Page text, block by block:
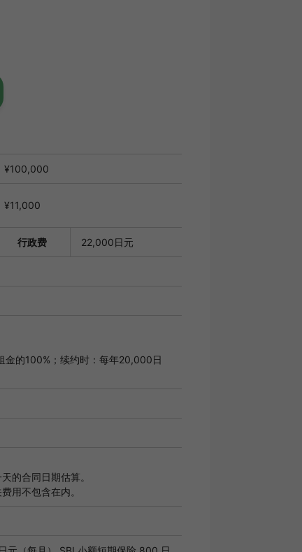
¥100,000
¥11,000
行政费 22,000日元
金的100%；续约时：每年20,000日
的合同日期估算。
用不包含在内。